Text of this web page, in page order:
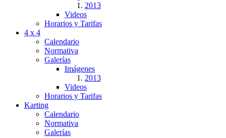
2013
Videos
Horarios y Tarifas
4 x 4
Calendario
Normativa
Galerías
Imágenes
2013
Videos
Horarios y Tarifas
Karting
Calendario
Normativa
Galerías